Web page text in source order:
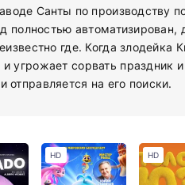
Санты по производству
полностью автоматизирован,
где. Когда злодейка
угрожает сорвать праздник
на его поиски.
HD HD